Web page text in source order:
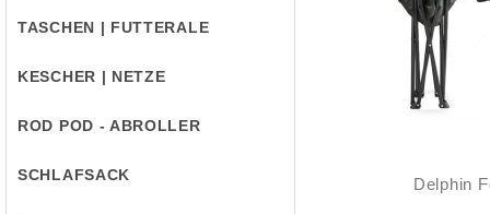
TASCHEN | FUTTERALE
KESCHER | NETZE
ROD POD - ABROLLER
SCHLAFSACK Delphin